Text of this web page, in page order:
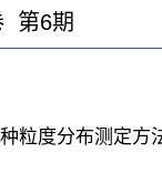
第6期
粒度分布测定方